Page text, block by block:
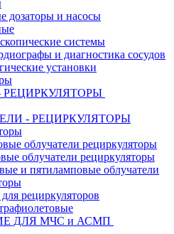
дозаторы и насосы
системы
и диагностика сосудов
установки
РЕЦИРКУЛЯТОРЫ
- РЕЦИРКУЛЯТОРЫ
облучатели рециркуляторы
облучатели рециркуляторы
и пятиламповые облучатели
рециркуляторов
ДЛЯ МЧС и АСМП